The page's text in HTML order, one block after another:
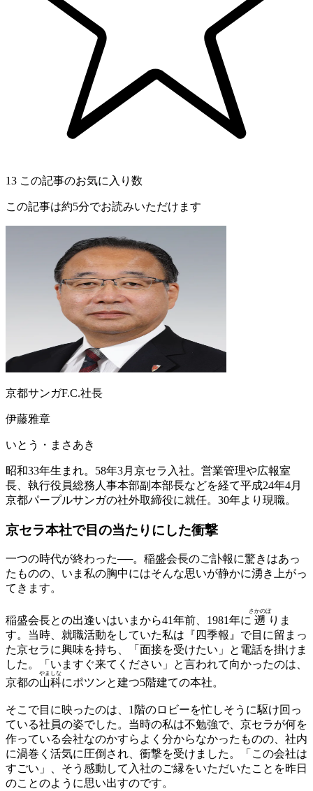
13 この記事のお気に入り数
この記事は約5分でお読みいただけます
京都サンガF.C.社長
伊藤雅章
いとう・まさあき
昭和33年生まれ。58年3月京セラ入社。営業管理や広報室
長、執行役員総務人事本部副本部長などを経て平成24年4月
京都パープルサンガの社外取締役に就任。30年より現職。
京セラ本社で目の当たりにした衝撃
一つの時代が終わった──。稲盛会長のご訃報に驚きはあっ
たものの、いま私の胸中にはそんな思いが静かに湧き上がっ
てきます。
稲盛会長との出逢いはいまから41年前、1981年に 遡
さかのぼ
りま
す。当時、就職活動をしていた私は『四季報』で目に留まっ
た京セラに興味を持ち、「面接を受けたい」と電話を掛けま
した。「いますぐ来てください」と言われて向かったのは、
京都の山
やま
科
しな
にポツンと建つ5階建ての本社。
そこで目に映ったのは、1階のロビーを忙しそうに駆け回っ
ている社員の姿でした。当時の私は不勉強で、京セラが何を
作っている会社なのかすらよく分からなかったものの、社内
に渦巻く活気に圧倒され、衝撃を受けました。「この会社は
すごい」、そう感動して入社のご縁をいただいたことを昨日
のことのように思い出すのです。